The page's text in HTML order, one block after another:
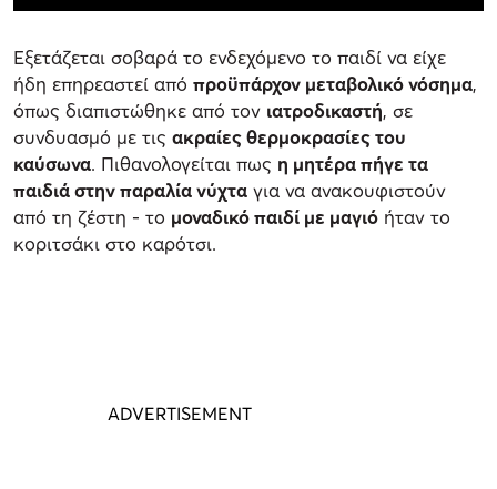
Εξετάζεται σοβαρά το ενδεχόμενο το παιδί να είχε
ήδη επηρεαστεί από προϋπάρχον μεταβολικό νόσημα,
όπως διαπιστώθηκε από τον ιατροδικαστή, σε
συνδυασμό με τις ακραίες θερμοκρασίες του
καύσωνα. Πιθανολογείται πως η μητέρα πήγε τα
παιδιά στην παραλία νύχτα για να ανακουφιστούν
από τη ζέστη - το μοναδικό παιδί με μαγιό ήταν το
κοριτσάκι στο καρότσι.